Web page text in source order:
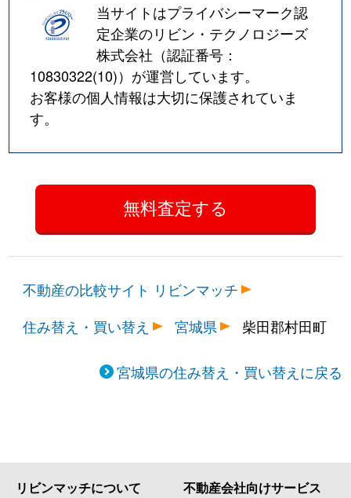
当サイトはプライバシーマーク認
定企業のリビン・テクノロジーズ
株式会社（認証番号：
10830322(10)）が運営しています。
お客様の個人情報は大切に保護されていま
す。
不動産の比較サイト リビンマッチ
住み替え・買い替え
宮城県 柴田郡村田町
宮城県の住み替え・買い替えに戻る
リビンマッチについて 不動産会社向けサービス